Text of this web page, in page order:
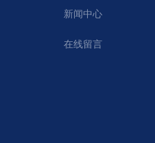
新闻中心
在线留言